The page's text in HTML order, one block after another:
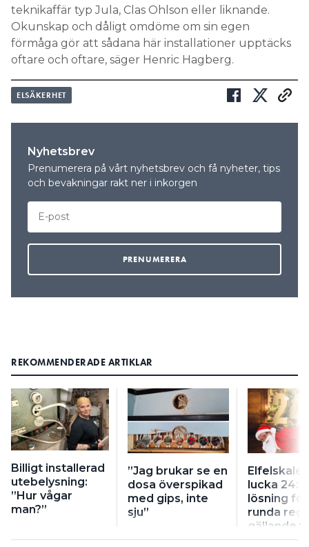
teknikaffär typ Jula, Clas Ohlson eller liknande.
Okunskap och dåligt omdöme om sin egen
förmåga gör att sådana här installationer upptäcks
oftare och oftare, säger Henric Hagberg.
ELSÄKERHET
Nyhetsbrev
Prenumerera på vårt nyhetsbrev och få nyheter, tips
och bevakningar rakt ner i inkorgen
REKOMMENDERADE ARTIKLAR
Billigt installerad
utebelysning:
”Hur vågar
man?”
”Jag brukar se en
dosa överspikad
med gips, inte
sju”
lucka 24:
lösning
runda
gällande